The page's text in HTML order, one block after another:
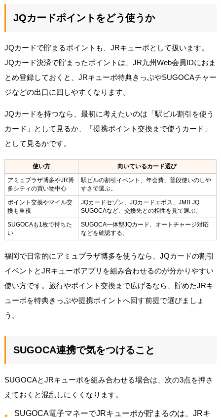
JQカードポイントをどう使うか
JQカードで貯まるポイントも、JRキューポとして扱います。
JQカード決済で貯まったポイントは、JR九州Web会員IDにおま
とめ登録しておくと、JRキューポ特典きっぷやSUGOCAチャー
ジなどの出口に回しやすくなります。
JQカードを持つなら、最初に考えたいのは「駅ビル割引を使う
カード」として見るか、「提携ポイント交換まで使うカード」
として見るかです。
使い方
向いているカード選び
アミュプラザ博多やJR博
多シティの買い物中心
駅ビルの割引イベント、年会費、普段使いのしや
すさで選ぶ。
ポイント交換やマイル交
換も重視
JQカードセゾン、JQカードエポス、JMB JQ
SUGOCAなど、交換先との相性を見て選ぶ。
SUGOCAも1枚で持ちた
い
SUGOCA一体型JQカード、オートチャージ対応
などを確認する。
福岡で日常的にアミュプラザ博多を使うなら、JQカードの割引
イベントとJRキューポアプリを組み合わせるのが分かりやすい
使い方です。旅行やポイント交換まで広げるなら、貯めたJRキ
ューポを特典きっぷや提携ポイントへ回す前提で選びましょ
う。
SUGOCA連携で気をつけること
SUGOCAとJRキューポを組み合わせる場合は、次の3点を押さ
えておくと混乱しにくくなります。
SUGOCA電子マネーでJRキューポが貯まるのは、JRキ